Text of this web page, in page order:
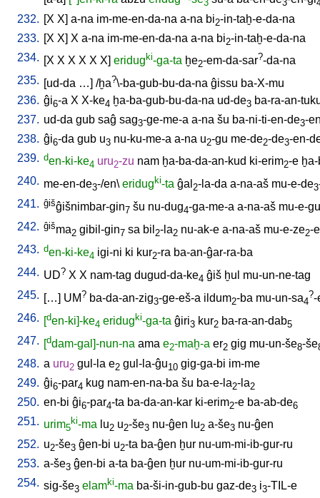
3 3
232. [X X] a-na im-me-en-da-na a-na bi2-in-taḫ-e-da-na
233. [X X] X a-na im-me-en-da-na a-na bi2-in-taḫ-e-da-na
234. [X X X X X X] eridugki-ga-ta ḫe2-em-da-sar?-da-na
235. [ud-da …] /ḫa?\-ba-gub-bu-da-na ĝissu ba-X-mu
236. ĝi6-a X X-ke4 ḫa-ba-gub-bu-da-na ud-de3 ba-ra-an-
237. ud-da gub saĝ sag3-ge-me-a a-na šu ba-ni-ti-en-de3-
238. ĝi6-da gub u3 nu-ku-me-a a-na u2-gu me-de2-de3-en-
239. den-ki-ke4 uru2-zu nam ḫa-ba-da-an-kud ki-erim2-e
240. me-en-de3-/en\ eridugki-ta ĝal 2-la-da a-na-aš mu-e-de3
241. ĝišĝišnimbar-gin7 šu nu-dug4-ga-me-a a-na-aš mu-e-
242. ĝišma2 gibil-gin7 sa bil 2-la2 nu-ak-e a-na-aš mu-e-ze2-
243. den-ki-ke4 igi-ni ki kur2-ra ba-an-ĝar-ra-ba
244. UD? X X nam-tag dugud-da-ke4 ĝiš ḫul mu-un-ne-tag
245. […] UM? ba-da-an-zig3-ge-eš-a ildum2-ba mu-un-sa4
?-
246. [den-ki]-ke4 eridugki-ga-ta ĝiri3 kur2 ba-ra-an-dab5
247. [ddam-gal]-nun-na ama e2-maḫ-a er2 gig mu-un-še8-še
248. a uru2 gul-la e2 gul-la-ĝu10 gig-ga-bi im-me
249. ĝi6-par4 kug nam-en-na-ba šu ba-e-la2-la2
250. en-bi ĝi6-par4-ta ba-da-an-kar ki-erim2-e ba-ab-de6
251. urim5
ki-ma lu2 u2-še3 nu-ĝen lu2 a-še3 nu-ĝen
252. u2-še3 ĝen-bi u2-ta ba-ĝen ḫur nu-um-mi-ib-gur-ru
253. a-še3 ĝen-bi a-ta ba-ĝen ḫur nu-um-mi-ib-gur-ru
254. sig-še3 elamki-ma ba-ši-in-gub-bu gaz-de3 i3-TIL-e